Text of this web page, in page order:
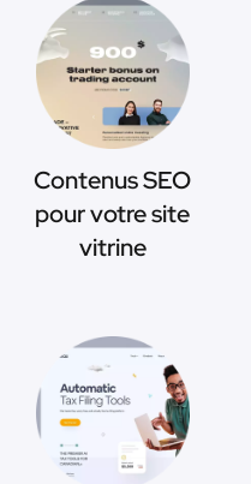
Contenus SEO
pour votre site
vitrine